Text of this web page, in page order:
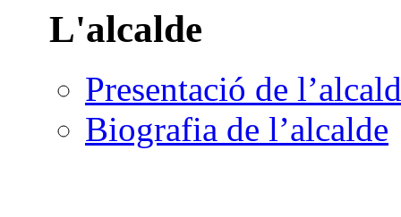
L'alcalde
Presentació de
Biografia de l’alcalde